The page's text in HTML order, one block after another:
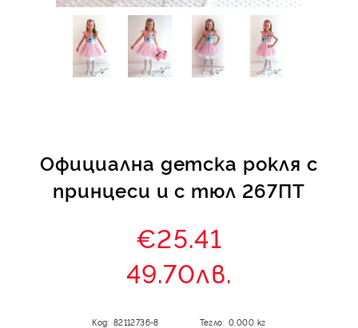
Официална детска рокля с
принцеси и с тюл 267ПТ
€25.41
49.70лв.
Код: 82112736-8 Тегло: 0.000 кг